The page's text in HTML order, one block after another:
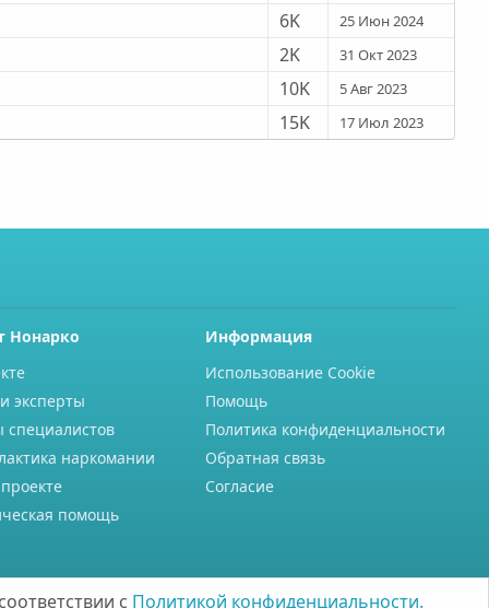
6K 25 Июн 2024
2K 31 Окт 2023
10K 5 Авг 2023
15K 17 Июл 2023
Нонарко
эксперты
специалистов
наркомании
помощь
Информация
Использование Cookie
Помощь
Политика конфиденциальности
Обратная связь
Согласие
с Политикой конфиденциальности.